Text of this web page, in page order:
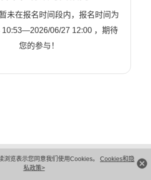
浏览表示您同意我们使用Cookies。 Cookies和隐
私政策>
未在报名时间段内，报名时间为
10:53—2026/06/27 12:00 ，期待
您的参与！
隐私保护
法律声明